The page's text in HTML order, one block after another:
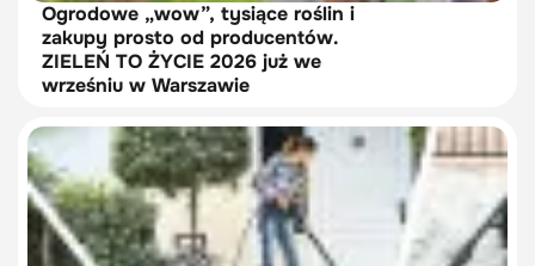
Ogrodowe „wow”, tysiące roślin i
zakupy prosto od producentów.
ZIELEŃ TO ŻYCIE 2026 już we
wrześniu w Warszawie